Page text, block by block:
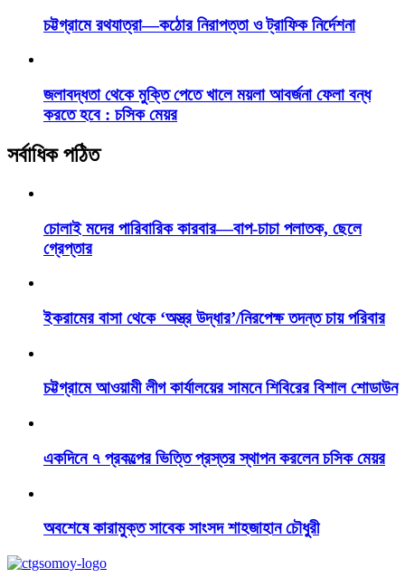
চট্টগ্রামে রথযাত্রা—কঠোর নিরাপত্তা ও ট্রাফিক নির্দেশনা
জলাবদ্ধতা থেকে মুক্তি পেতে খালে ময়লা আবর্জনা ফেলা বন্ধ
করতে হবে : চসিক মেয়র
সর্বাধিক পঠিত
চোলাই মদের পারিবারিক কারবার—বাপ-চাচা পলাতক, ছেলে
গ্রেপ্তার
ইকরামের বাসা থেকে ‘অস্ত্র উদ্ধার’/নিরপেক্ষ তদন্ত চায় পরিবার
চট্টগ্রামে আওয়ামী লীগ কার্যালয়ের সামনে শিবিরের বিশাল শোডাউন
একদিনে ৭ প্রকল্পের ভিত্তি প্রস্তর স্থাপন করলেন চসিক মেয়র
অবশেষে কারামুক্ত সাবেক সাংসদ শাহজাহান চৌধুরী